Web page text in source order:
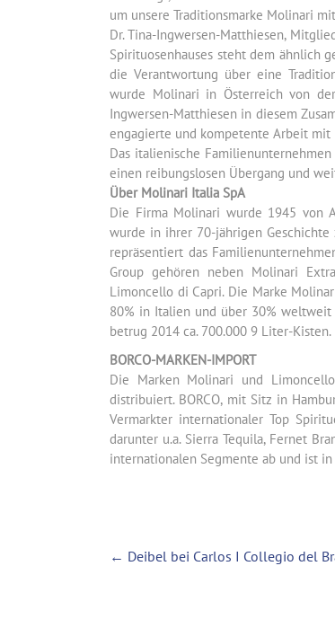
um unsere Traditionsmarke Molinari
Dr. Tina-Ingwersen-Matthiesen,
Spirituosenhauses steht dem ähnlich
die Verantwortung über eine
wurde Molinari in Österreich von
Ingwersen-Matthiesen in diesem
engagierte und kompetente Arbeit mit
Das italienische
einen reibungslosen Übergang und
Über Molinari Italia SpA
Die Firma Molinari wurde 1945 von
wurde in ihrer 70-jährigen Geschichte
repräsentiert das
Group gehören neben Molinari
Limoncello di Capri. Die Marke
80% in Italien und über 30% weltweit
betrug 2014 ca. 700.000 9 Liter-Kisten.
BORCO-MARKEN-IMPORT
Die Marken Molinari und
distribuiert. BORCO, mit Sitz in
Vermarkter internationaler Top
darunter u.a. Sierra Tequila, Fernet
internationalen Segmente ab und ist
← Deibel bei Carlos I Collegio del